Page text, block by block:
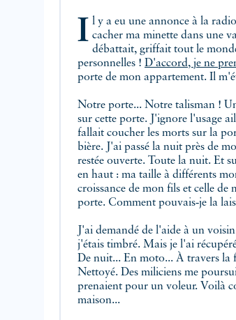
Il y a eu une annonce à la radio : interdit d'emporter les chats ! Je voulais cacher ma minette dans une
débattait, griffait tout le
personnelles ! D'accord, je ne
porte de mon appartement. Il
Notre porte... Notre talisman !
sur cette porte. J'ignore l'usage
fallait coucher les morts sur la
bière. J'ai passé la nuit près de
restée ouverte. Toute la nuit. Et
en haut : ma taille à différents
croissance de mon fils et celle
porte. Comment pouvais‑je la
J'ai demandé de l'aide à un
j'étais timbré. Mais je l'ai
De nuit... En moto... À travers la
Nettoyé. Des miliciens me
prenaient pour un voleur. Voilà
maison...